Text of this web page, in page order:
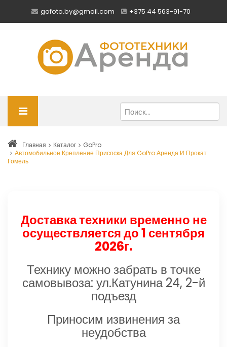
gofoto.by@gmail.com +375 44 563-91-70
Главная Каталог
GoPro
Автомобильное Крепление Присоска Для GoPro Аренда И Прокат
Гомель
Доставка техники временно не
осуществляется до 1 сентября
2026г.
Технику можно забрать в точке
самовывоза: ул.Катунина 24, 2-й
подъезд
Приносим извинения за
неудобства